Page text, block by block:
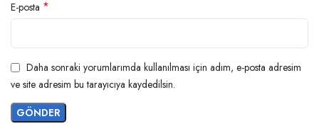
E-posta *
Daha sonraki yorumlarımda kullanılması için adım, e-posta adresim
ve site adresim bu tarayıcıya kaydedilsin.